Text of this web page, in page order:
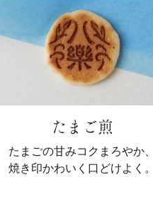
たまご煎
たまごの甘みコクまろやか、
焼き印かわいく口どけよく。